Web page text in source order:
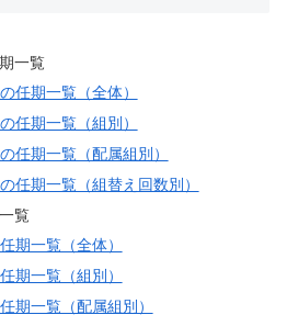
一覧
任期一覧（全体）
任期一覧（組別）
任期一覧（配属組別）
任期一覧（組替え回数別）
覧
期一覧（全体）
期一覧（組別）
期一覧（配属組別）